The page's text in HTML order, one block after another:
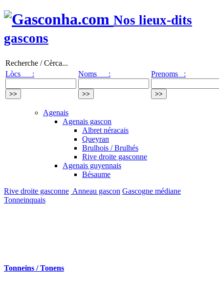
Nos lieux-dits
gascons
Recherche / Cèrca...
Lòcs :
Noms : Prenoms :
Agenais
Agenais gascon
Albret néracais
Queyran
Brulhois / Brulhés
Rive droite gasconne
Agenais guyennais
Bésaume
Rive droite gasconne Anneau gascon Gascogne médiane
Tonneinquais
Tonneins / Tonens